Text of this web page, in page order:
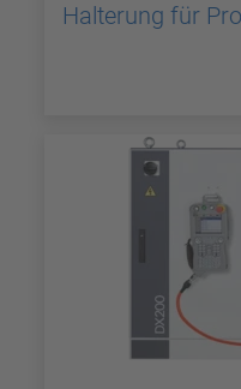
Halterung für